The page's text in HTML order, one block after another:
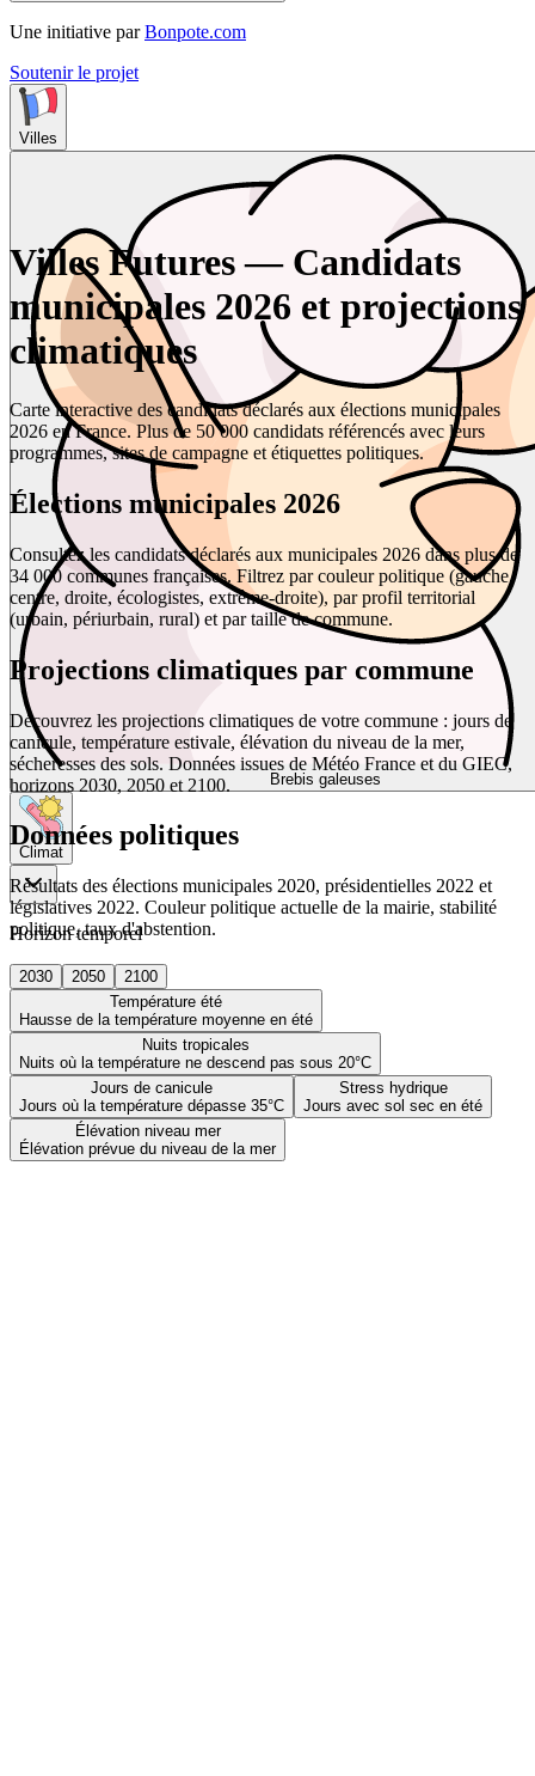
Une initiative par Bonpote.com
Soutenir le projet
Villes
Brebis galeuses
Climat
Horizon temporel
2030 2050
2100
Température été
Hausse de la température moyenne en été
Nuits tropicales
Nuits où la température ne descend pas sous 20°C
Jours de canicule
Jours où la température dépasse 35°C
Stress hydrique
Jours avec sol sec en été
Élévation niveau mer
Élévation prévue du niveau de la mer
Villes Futures — Candidats
municipales 2026 et projections
climatiques
Carte interactive des candidats déclarés aux élections municipales
2026 en France. Plus de 50 000 candidats référencés avec leurs
programmes, sites de campagne et étiquettes politiques.
Élections municipales 2026
Consultez les candidats déclarés aux municipales 2026 dans plus de
34 000 communes françaises. Filtrez par couleur politique (gauche,
centre, droite, écologistes, extrême-droite), par profil territorial
(urbain, périurbain, rural) et par taille de commune.
Projections climatiques par commune
Découvrez les projections climatiques de votre commune : jours de
canicule, température estivale, élévation du niveau de la mer,
sécheresses des sols. Données issues de Météo France et du GIEC,
horizons 2030, 2050 et 2100.
Données politiques
Résultats des élections municipales 2020, présidentielles 2022 et
législatives 2022. Couleur politique actuelle de la mairie, stabilité
politique, taux d'abstention.